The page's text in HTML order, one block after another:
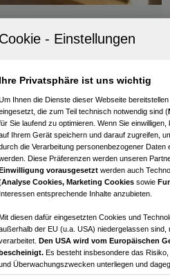
in Laxenburg mit
€!
Estate Services GmbH
Ihre Privatsphäre ist uns wichtig
Ihnen die Dienste dieser Webseite
die zum Teil technisch notwendig sind (
Sie laufend zu optimieren. Wenn Sie
Ihrem Gerät speichern und darauf zugreifen,
die Verarbeitung personenbezogener
Diese Präferenzen werden unseren
vorausgesetzt werden auch
Analyse Cookies, Marketing Cookies sowie
Interessen entsprechende Inhalte anzubieten.
diesen dafür eingesetzten Cookies und
der EU (u.a. USA) niedergelassen
Den USA wird vom Europäischen
Es besteht insbesondere das
Überwachungszwecken unterliegen und